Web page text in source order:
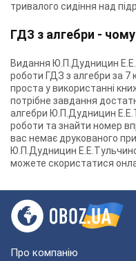
тривалого сидіння над
ГДЗ з алгебри -
Видання Ю.П.Дудницин
роботи ГДЗ з алгебри за 7
проста у використанні
потрібне завдання
алгебри Ю.П.Дудницин
роботи та знайти номер
вас немає друкованого
Ю.П.Дудницин
можете скористатися
Про компанію